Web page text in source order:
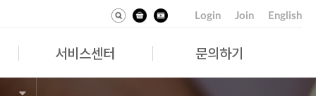
Login Join English
서비스센터 문의하기